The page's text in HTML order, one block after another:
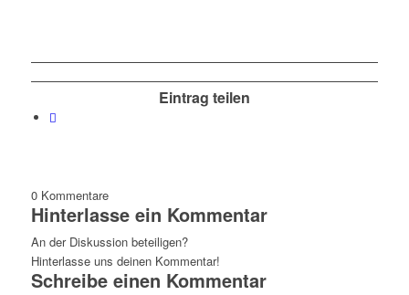
Eintrag teilen
0 Kommentare
Hinterlasse ein Kommentar
An der Diskussion beteiligen?
Hinterlasse uns deinen Kommentar!
Schreibe einen Kommentar